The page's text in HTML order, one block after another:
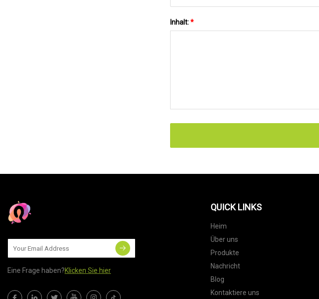
Inhalt:*
Eine Frage haben?Klicken Sie hier
QUICK LINKS
Heim
Über uns
Produkte
Nachricht
Blog
Kontaktiere uns